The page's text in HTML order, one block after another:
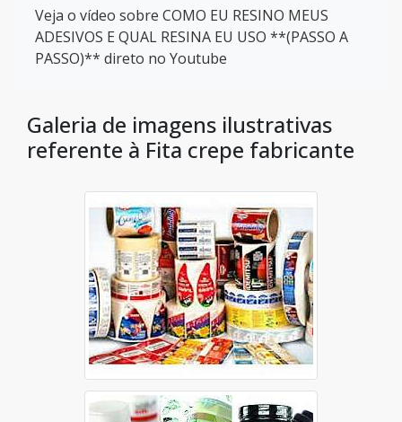
Veja o vídeo sobre COMO EU RESINO MEUS
ADESIVOS E QUAL RESINA EU USO **(PASSO A
PASSO)** direto no Youtube
Galeria de imagens ilustrativas
referente à Fita crepe fabricante